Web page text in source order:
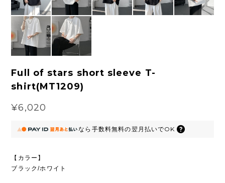
Full of stars short sleeve T-
shirt(MT1209)
¥6,020
なら 手数料無料の翌月払いでOK
【カラー】
ブラック/ホワイト